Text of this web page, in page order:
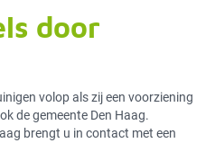
door
volop als zij een voorziening
de gemeente Den Haag.
brengt u in contact met een